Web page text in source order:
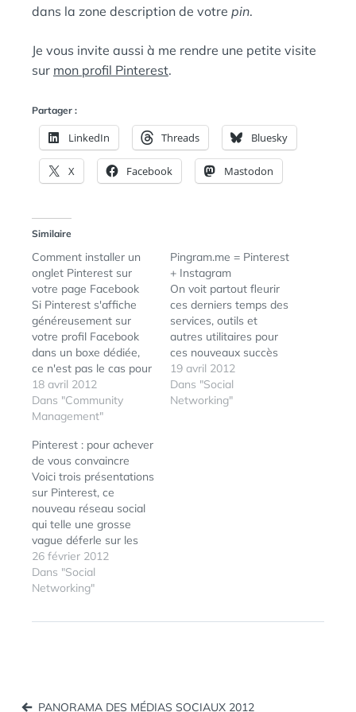
dans la zone description de votre pin.
Je vous invite aussi à me rendre une petite visite
sur mon profil Pinterest.
Partager :
LinkedIn Threads Bluesky
X Facebook Mastodon
Similaire
Comment installer un
onglet Pinterest sur
votre page Facebook
Si Pinterest s'affiche
généreusement sur
votre profil Facebook
dans un boxe dédiée,
ce n'est pas le cas pour
vos pages Facebook
pour lesquelles seul un
partage manuel vous
pins avec vos fans.
Mais il est désormais
possible d'intégrer à
votre page un onglet
présentant à vos…
18 avril 2012
Dans "Community
Management"
Pingram.me = Pinterest
+ Instagram
On voit partout fleurir
ces derniers temps des
services, outils et
autres utilitaires pour
ces nouveaux succès
du web que sont
Instagram et Pinterest.
Il était donc tout naturel
19 avril 2012
Dans "Social
Networking"
Pinterest : pour achever
de vous convaincre
Voici trois présentations
sur Pinterest, ce
nouveau réseau social
qui telle une grosse
vague déferle sur les
réseaux sociaux depuis
quelques jours. Ce que
j'aime sur Pinterest : les
cette manière ultra-
26 février 2012
Dans "Social
Networking"
ÉTIQUETTES :
BOOKMARKLET
Navigation
PANORAMA DES MÉDIAS SOCIAUX 2012